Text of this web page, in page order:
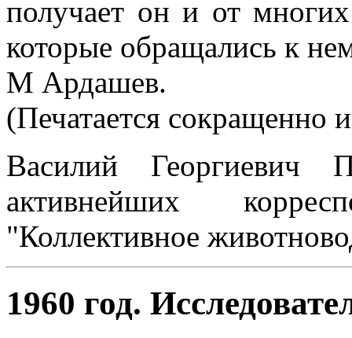
получает он и от
которые обращались к
М Ардашев.
(Печатается сокращенно
Василий Георгиевич
активнейших
"Коллективное
1960 год.